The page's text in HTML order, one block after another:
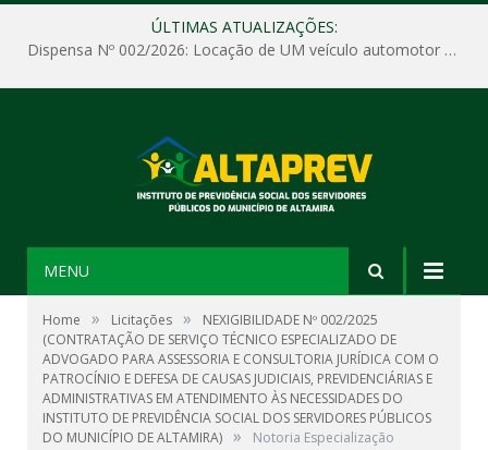
ÚLTIMAS ATUALIZAÇÕES:
Dispensa Nº 002/2026: Locação de UM veículo automotor sem motorista, tipo passeio, com seguro total e quilometragem livre, para atender as demandas operacionais e administrativas do Instituto de Previdência Social dos Servidores Públicos do Município de Altamira – PA – ALTAPREV.
MENU
Home » Licitações »
NEXIGIBILIDADE Nº 002/2025
(CONTRATAÇÃO DE SERVIÇO TÉCNICO ESPECIALIZADO DE
ADVOGADO PARA ASSESSORIA E CONSULTORIA JURÍDICA COM O
PATROCÍNIO E DEFESA DE CAUSAS JUDICIAIS, PREVIDENCIÁRIAS E
ADMINISTRATIVAS EM ATENDIMENTO ÀS NECESSIDADES DO
INSTITUTO DE PREVIDÊNCIA SOCIAL DOS SERVIDORES PÚBLICOS
DO MUNICÍPIO DE ALTAMIRA) » Notoria Especialização